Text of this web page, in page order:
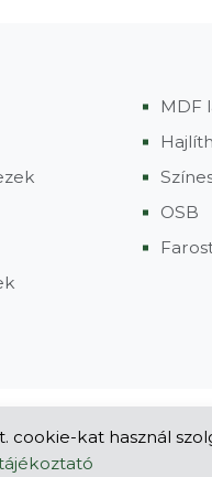
MDF
OSB
Kft.
7.
Telefon: +36 23
cookie-kat használ